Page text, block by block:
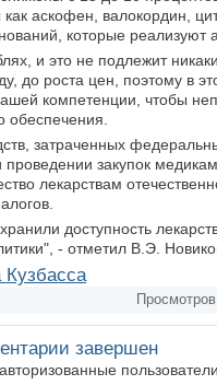
аскофен, валокордин,
которые реализуют
и это не подлежит
до роста цен, поэтому в
компетенции, чтобы
обеспечения.
затраченных
закупок
лекарствам
доступность
- отметил В.Э.
завершен
пользователи.